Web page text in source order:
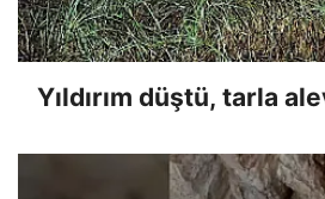
Yıldırım düştü, tarla